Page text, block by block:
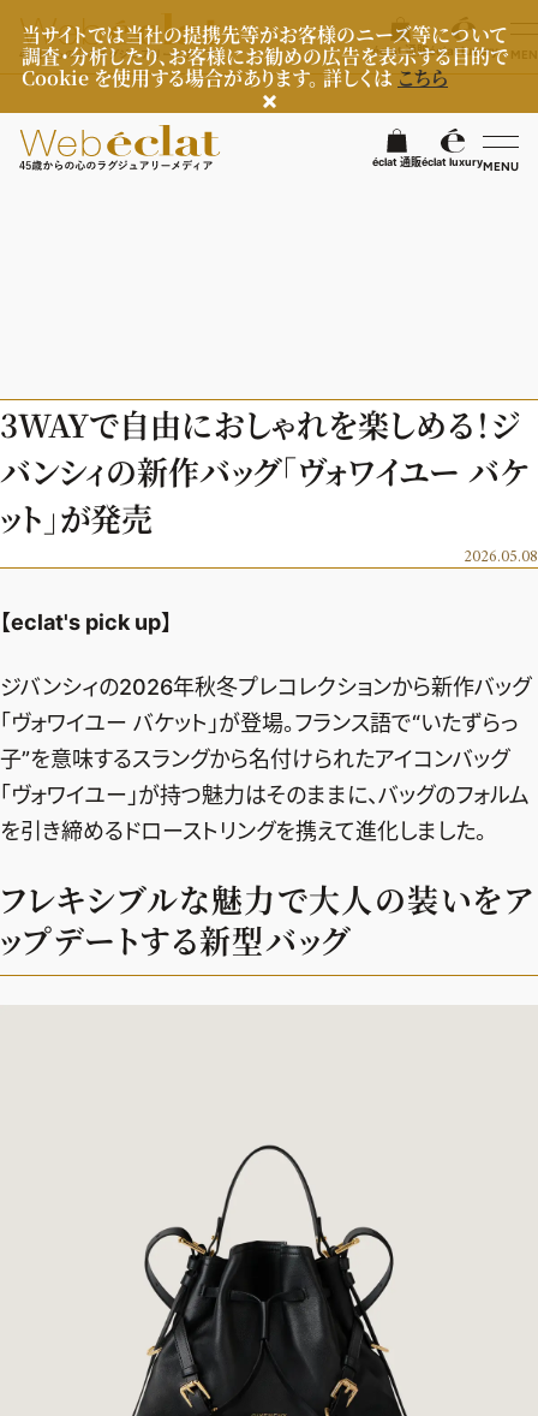
当サイトでは当社の提携先等がお客様のニーズ等について
調査・分析したり、お客様にお勧めの広告を表示する目的で
Cookie を使用する場合があります。 詳しくはこちら
éclat 通販éclat luxuryMENU検
8月の毎日コーデ
50代なに着てる？
ファッション特集
ヘアスタイル・ヘアケア
エイジングケア
メイク
50代ベストコスメ
ヘルスケア
ヘルスケアTOPICS
更年期
ストレッチ・エクササイズ
ダイエット
50代健康のお悩み
ライフスタイル
車・家電
住まい
旅行＆グルメ
カルチャー
50代のお悩み
エクラ 華組
エクラ 華組ランキング
チームJマダムランキング
チームJマダム特集
あら、素敵☆ 手帖
占い
イヴルルド遙華の12星座占い
スペシャル占い
試し読み
エクラ通販
エクラプレミアムNEWS
通販ランキング
デジタルカタログ
from編集部
インフォメーション
プレゼント
MAGAZINE
éclat 通販éclat luxury
3WAYで自由におしゃれを楽しめる！ジ
バンシィの新作バッグ「ヴォワイユー バケ
ット」が発売
2026.05.08
【eclat's pick up】
ジバンシィの2026年秋冬プレコレクションから新作バッグ
「ヴォワイユー バケット」が登場。フランス語で“いたずらっ
子”を意味するスラングから名付けられたアイコンバッグ
「ヴォワイユー」が持つ魅力はそのままに、バッグのフォルム
を引き締めるドローストリングを携えて進化しました。
フレキシブルな魅力で大人の装いをア
ップデートする新型バッグ